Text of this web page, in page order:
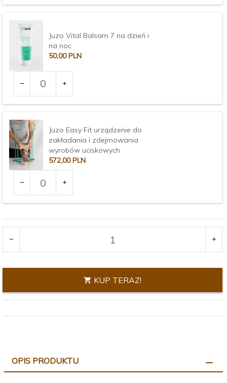
3373
Juzo Vital Balsam 7 na dzień i
na noc
50,00 PLN
dla
produktu
3375
Juzo Easy Fit urządzenie do
zakładania i zdejmowania
wyrobów uciskowych
572,00 PLN
dla
produktu
3377
KUP TERAZ!
OPIS PRODUKTU